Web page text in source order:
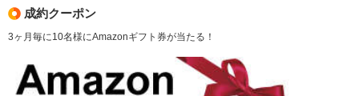
成約クーポン
3ヶ月毎に10名様にAmazonギフト券が当たる！